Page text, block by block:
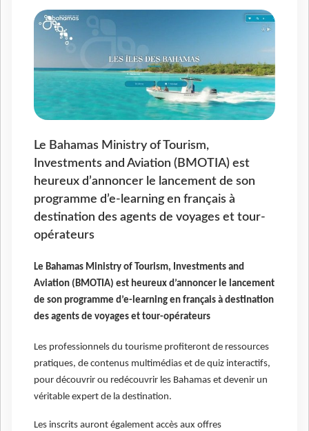
Le Bahamas Ministry of Tourism,
Investments and Aviation (BMOTIA) est
heureux d’annoncer le lancement de son
programme d’e-learning en français à
destination des agents de voyages et tour-
opérateurs
Le Bahamas Ministry of Tourism, Investments and
Aviation (BMOTIA) est heureux d’annoncer le lancement
de son programme d’e-learning en français à destination
des agents de voyages et tour-opérateurs
Les professionnels du tourisme profiteront de ressources
pratiques, de contenus multimédias et de quiz interactifs,
pour découvrir ou redécouvrir les Bahamas et devenir un
véritable expert de la destination.
Les inscrits auront également accès aux offres